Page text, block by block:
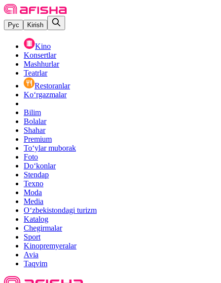
Рус Kirish
Kino
Konsertlar
Mashhurlar
Teatrlar
Restoranlar
Ko‘rgazmalar
Bilim
Bolalar
Shahar
Premium
Toʻylar muborak
Foto
Do‘konlar
Stendap
Texno
Moda
Media
O‘zbekistondagi turizm
Katalog
Chegirmalar
Sport
Kinopremyeralar
Avia
Taqvim